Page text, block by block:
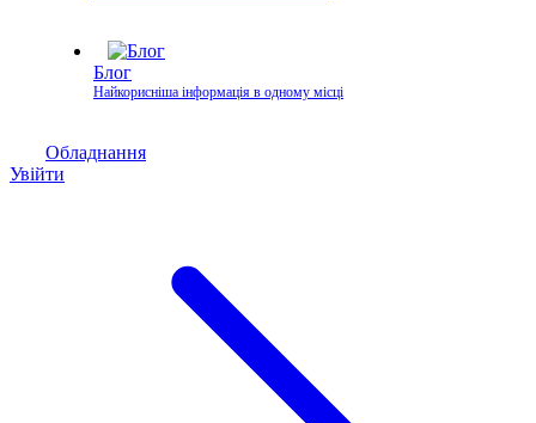
Блог
Найкорисніша інформація в одному місці
Обладнання
Увійти